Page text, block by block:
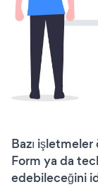
Bazı
Form ya da
edebileceğini